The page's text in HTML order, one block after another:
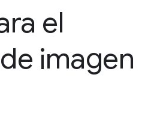
el
imagen